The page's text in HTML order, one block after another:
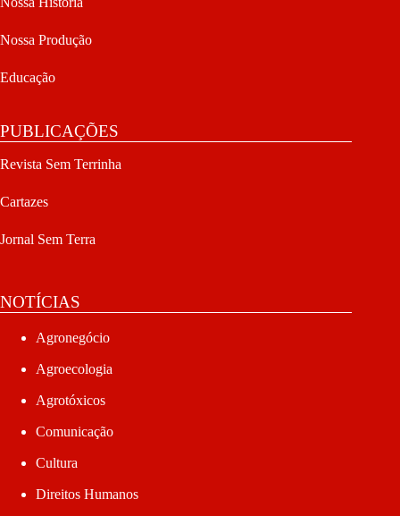
Nossa Produção
Educação
PUBLICAÇÕES
Revista Sem Terrinha
Cartazes
Jornal Sem Terra
NOTÍCIAS
Agronegócio
Agroecologia
Agrotóxicos
Comunicação
Cultura
Direitos Humanos